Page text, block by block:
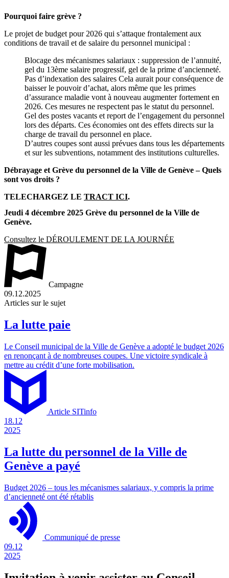
Pourquoi faire grève ?
Le projet de budget pour 2026 qui s’attaque frontalement aux
conditions de travail et de salaire du personnel municipal :
Blocage des mécanismes salariaux : suppression de l’annuité,
gel du 13ème salaire progressif, gel de la prime d’ancienneté.
Pas d’indexation des salaires Cela aurait pour conséquence de
baisser le pouvoir d’achat, alors même que les primes
d’assurance maladie vont à nouveau augmenter fortement en
2026. Ces mesures ne respectent pas le statut du personnel.
Gel des postes vacants et report de l’engagement du personnel
lors des départs. Ces économies ont des effets directs sur la
charge de travail du personnel en place.
D’autres coupes sont aussi prévues dans tous les départements
et sur les subventions, notamment des institutions culturelles.
Débrayage et Grève du personnel de la Ville de Genève – Quels
sont vos droits ?
TELECHARGEZ LE TRACT ICI.
Jeudi 4 décembre 2025 Grève du personnel de la Ville de
Genève.
Consultez le DÉROULEMENT DE LA JOURNÉE
Campagne
09.12.2025
Articles sur le sujet
La lutte paie
Le Conseil municipal de la Ville de Genève a adopté le budget 2026
en renonçant à de nombreuses coupes. Une victoire syndicale à
mettre au crédit d’une forte mobilisation.
Article SITinfo
18.12
2025
La lutte du personnel de la Ville de
Genève a payé
Budget 2026 – tous les mécanismes salariaux, y compris la prime
d’ancienneté ont été rétablis
Communiqué de presse
09.12
2025